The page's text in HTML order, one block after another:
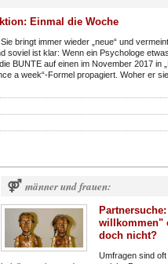
Einmal die Woche
bringt immer wieder „neue“ und
soviel ist klar: Wenn ein Psychologe
BUNTE auf einen im November 2017 in
a week“-Formel propagiert. Woher er
⚤ männer und frauen:
willkommen"
doch nicht?
Umfragen sind